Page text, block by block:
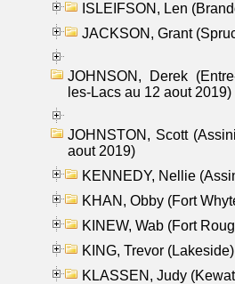
ISLEIFSON, Len
JACKSON, Grant
JOHNSON, Derek
les-Lacs au 12 aout 2019)
JOHNSTON, Scott
aout 2019)
KENNEDY, Nellie
KHAN, Obby (Fort
KINEW, Wab (Fort
KING, Trevor (Lakeside)
KLASSEN, Judy